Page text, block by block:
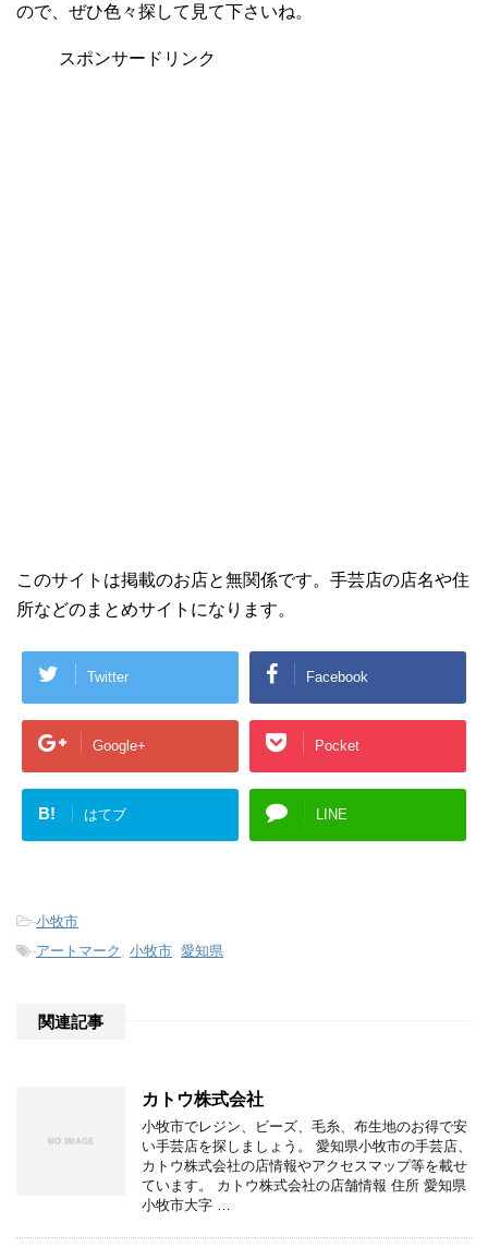
ので、ぜひ色々探して見て下さいね。
スポンサードリンク
このサイトは掲載のお店と無関係です。手芸店の店名や住
所などのまとめサイトになります。
Twitter Facebook
Google+ Pocket
B! はてブ LINE
-小牧市
-アートマーク 小牧市 愛知県
関連記事
カトウ株式会社
小牧市でレジン、ビーズ、毛糸、布生地のお得で安
い手芸店を探しましょう。 愛知県小牧市の手芸店、
カトウ株式会社の店情報やアクセスマップ等を載せ
ています。 カトウ株式会社の店舗情報 住所 愛知県
小牧市大字 …